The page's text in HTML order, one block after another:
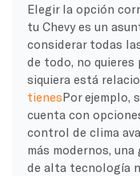
Elegir la opción
tu Chevy es un
considerar todas
de todo, no quieres
siquiera está
tienesPor ejemplo,
cuenta con
control de clima
más modernos,
de alta tecnología